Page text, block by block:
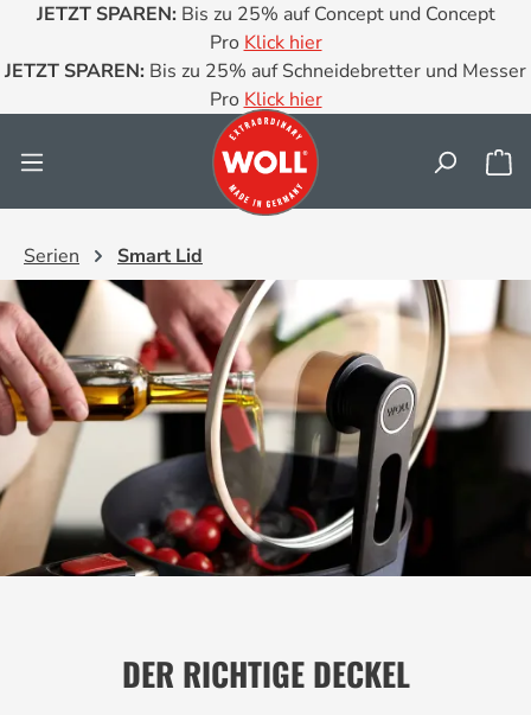
Zum Hauptinhalt springen
JETZT SPAREN: Bis zu 25% auf Concept und Concept
Pro Klick hier
JETZT SPAREN: Bis zu 25% auf Schneidebretter und Messer
Pro Klick hier
Serien Smart Lid
DER RICHTIGE DECKEL